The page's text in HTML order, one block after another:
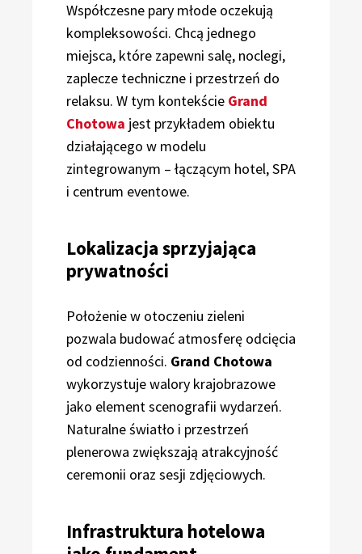
Współczesne pary młode oczekują
kompleksowości. Chcą jednego
miejsca, które zapewni salę, noclegi,
zaplecze techniczne i przestrzeń do
relaksu. W tym kontekście Grand
Chotowa jest przykładem obiektu
działającego w modelu
zintegrowanym – łączącym hotel, SPA
i centrum eventowe.
Lokalizacja sprzyjająca
prywatności
Położenie w otoczeniu zieleni
pozwala budować atmosferę odcięcia
od codzienności. Grand Chotowa
wykorzystuje walory krajobrazowe
jako element scenografii wydarzeń.
Naturalne światło i przestrzeń
plenerowa zwiększają atrakcyjność
ceremonii oraz sesji zdjęciowych.
Infrastruktura hotelowa